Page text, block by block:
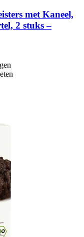
met Kaneel,
2 stuks –